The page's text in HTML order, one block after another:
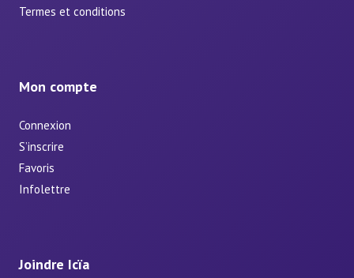
Termes et conditions
Mon compte
Connexion
S’inscrire
Favoris
Infolettre
Joindre Icïa